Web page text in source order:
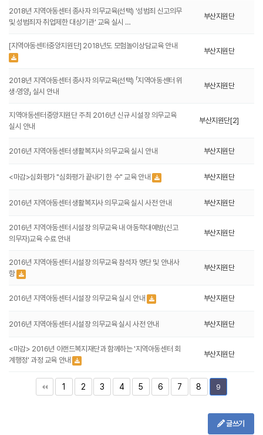
2018년 지역아동센터 종사자 의무교육(선택) '성범죄 신고의무
및 성범죄자 취업제한 대상기관' 교육 실시 …
부산지원단
[지역아동센터중앙지원단] 2018년도 모험놀이상담교육 안내
부산지원단
2018년 지역아동센터 종사자 의무교육(선택) 「지역아동센터 위
생·영양」 실시 안내
부산지원단
지역아동센터중앙지원단 주최 2016년 신규 시설장 의무교육
실시 안내
부산지원단[2]
2016년 지역아동센터 생활복지사 의무교육 실시 안내 부산지원단
<마감>심화평가 "심화평가 끝내기 한 수" 교육 안내 부산지원단
2016년 지역아동센터 생활복지사 의무교육 실시 사전 안내 부산지원단
2016년 지역아동센터 시설장 의무교육 내 아동학대예방(신고
의무자)교육 수료 안내
부산지원단
2016년 지역아동센터 시설장 의무교육 참석자 명단 및 안내사
항
부산지원단
2016년 지역아동센터 시설장 의무교육 실시 안내 부산지원단
2016년 지역아동센터 시설장 의무교육 실시 사전 안내 부산지원단
<마감> 2016년 이랜드복지재단과 함께하는 '지역아동센터 회
계행정' 과정 교육 안내
부산지원단
1 2 3 4 5 6 7 8 9
글쓰기